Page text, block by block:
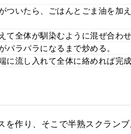
ついたら、ごはんとごま油を加
全体が馴染むように混ぜ合わせ
ラパラになるまで炒める。
に流し入れて全体に絡めれば完
作り、そこで半熟スクラン